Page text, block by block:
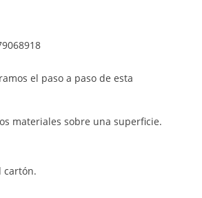
el paso a paso de esta
materiales sobre una superficie.
cartón.